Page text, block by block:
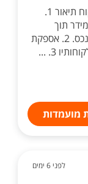
לסניף עמידר לוד דרוש/ה מנהל/ת תיק לקוח תיאור 1.
תוך
שמירה על קשר ישיר ורציף עם הדיירים בנכס. 2. אספקת
3. ...
מועמדות
לפני 6 ימים